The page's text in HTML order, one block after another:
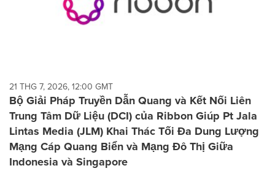
21 THG 7, 2026, 12:00 GMT
Bộ Giải Pháp Truyền Dẫn Quang và Kết Nối Liên
Trung Tâm Dữ Liệu (DCI) của Ribbon Giúp Pt Jala
Lintas Media (JLM) Khai Thác Tối Đa Dung Lượng
Mạng Cáp Quang Biển và Mạng Đô Thị Giữa
Indonesia và Singapore